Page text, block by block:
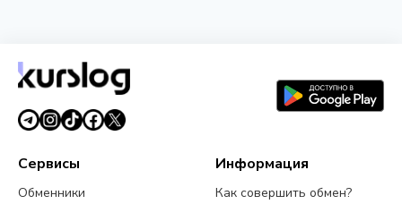
полгода
4 мин чтения
Сервисы
Обменники
Информация
Как совершить обмен?